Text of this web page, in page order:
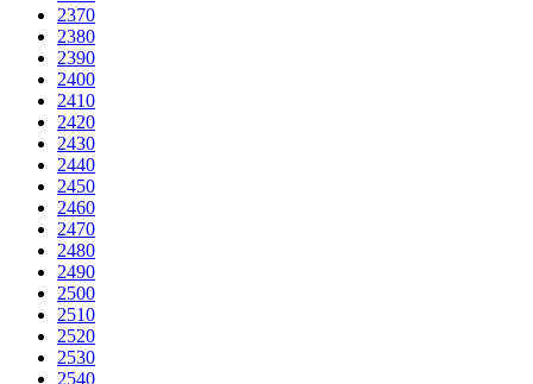
2370
2380
2390
2400
2410
2420
2430
2440
2450
2460
2470
2480
2490
2500
2510
2520
2530
2540